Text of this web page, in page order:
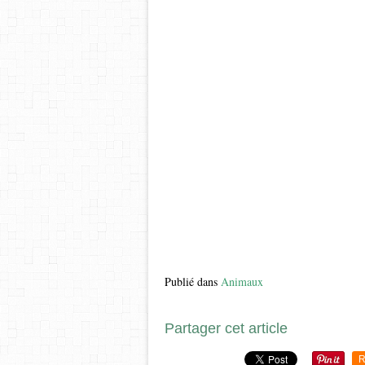
Publié dans Animaux
Partager cet article